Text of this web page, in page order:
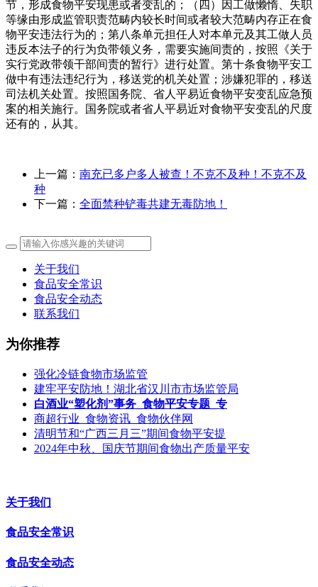
节，形成食物平安现患或者变乱的；（四）因工做懒惰、失职
等缘由形成监管职责范畴内较长时间或者较大范畴内存正在食
物平安违法行为的；第八条单元担任人对本单元及其工做人员
违反本法子的行为负带领义务，需要实施间责的，按照《关于
实行党政带领干部间责的暂行》进行处置。第十条食物平安工
做中有违法违纪行为，移送党的机关处置；涉嫌犯罪的，移送
司法机关处置。按照国务院、省人平易近食物平安变乱应急预
案的相关施行。国务院或者省人平易近对食物平安变乱的尺度
还有的，从其。
上一篇： 南充已多户多人被查！不克不及种！不克不及
种
下一篇： 全面禁种铲毒共建无毒防地！
关于我们
食品安全常识
食品安全动态
联系我们
为你推荐
强化冷链食物市场监管
建牢平安防地！湖北省汉川市市场监管局
白酒业“塑化剂”事务_食物平安专题_专
商超行业_食物资讯_食物伙伴网
清明节和“广西三月三”期间食物平安提
2024年中秋、国庆节期间食物出产质量平安
关于我们
食品安全常识
食品安全动态